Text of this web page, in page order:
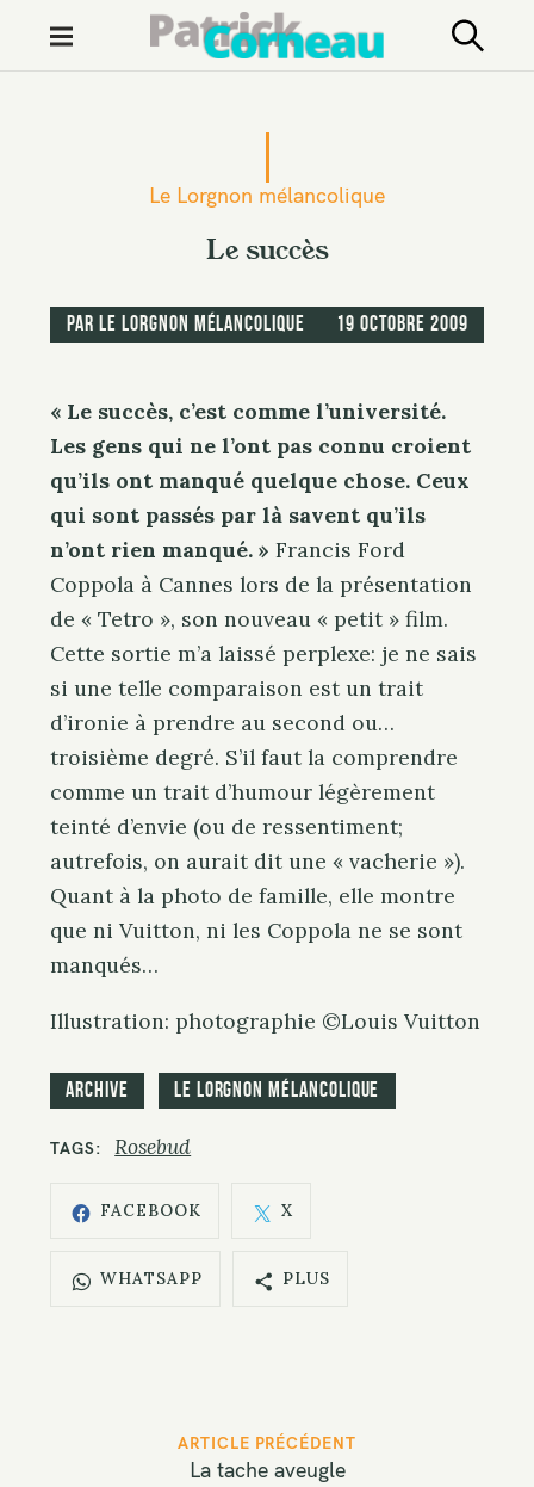
e
Le Lorgnon mélancolique
Le succès
par Le Lorgnon mélancolique 19 octobre 2009
« Le succès, c’est comme l’université.
Les gens qui ne l’ont pas connu croient
qu’ils ont manqué quelque chose. Ceux
qui sont passés par là savent qu’ils
n’ont rien manqué. » Francis Ford
Coppola à Cannes lors de la présentation
de « Tetro », son nouveau « petit » film.
Cette sortie m’a laissé perplexe: je ne sais
si une telle comparaison est un trait
d’ironie à prendre au second ou…
troisième degré. S’il faut la comprendre
comme un trait d’humour légèrement
teinté d’envie (ou de ressentiment;
autrefois, on aurait dit une « vacherie »).
Quant à la photo de famille, elle montre
que ni Vuitton, ni les Coppola ne se sont
manqués…
Illustration: photographie ©Louis Vuitton
Archive Le Lorgnon mélancolique
TAGS Rosebud
FACEBOOK X
WHATSAPP PLUS
ARTICLE PRÉCÉDENT
La tache aveugle